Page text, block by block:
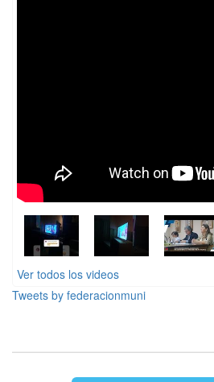
Ver todos los videos
Tweets by federacionmuni